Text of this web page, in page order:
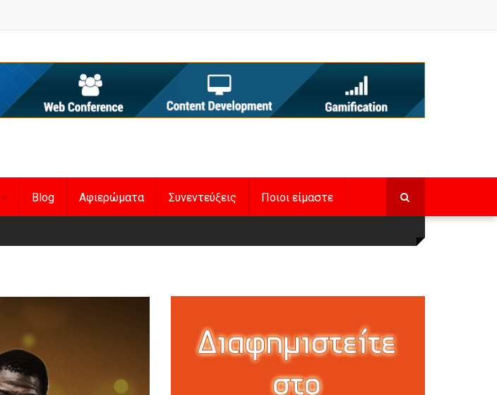
Blog Αφιερώματα Συνεντεύξεις Ποιοι είμαστε